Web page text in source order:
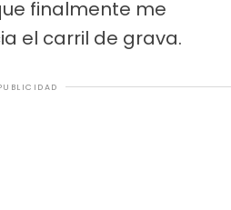
finalmente me
el carril de grava.